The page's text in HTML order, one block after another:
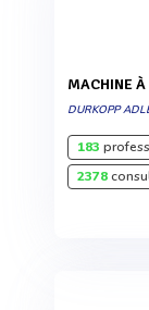
MACHINE
DURKOPP
183
2378